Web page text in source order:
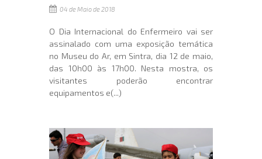
04 de Maio de 2018
O Dia Internacional do Enfermeiro vai ser
assinalado com uma exposição temática
no Museu do Ar, em Sintra, dia 12 de maio,
das 10h00 às 17h00. Nesta mostra, os
visitantes poderão encontrar
equipamentos e(...)